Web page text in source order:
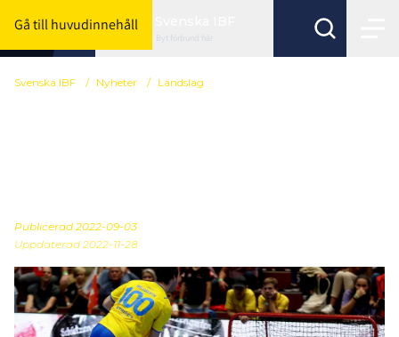
Gå till huvudinnehåll
Byt förbund här
Svenska IBF / Nyheter / Landslag
Publicerad 2022-09-03
Uppdaterad 2022-11-28